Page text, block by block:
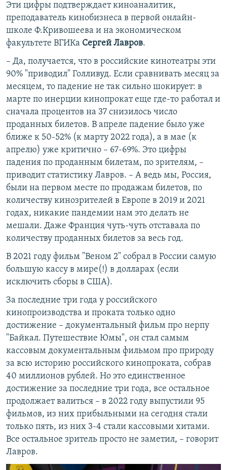
Эти цифры подтверждает киноаналитик,
преподаватель кинобизнеса в первой онлайн-
школе Ф.Кривошеева и на экономическом
факультете ВГИКа Сергей Лавров.
– Да, получается, что в российские кинотеатры эти
90% "приводил" Голливуд. Если сравнивать месяц за
месяцем, то падение не так сильно шокирует: в
марте по инерции кинопрокат еще где-то работал и
сначала процентов на 37 снизилось число
проданных билетов. В апреле падение было уже
ближе к 50-52% (к марту 2022 года), а в мае (к
апрелю) уже критично – 67-69%. Это цифры
падения по проданным билетам, по зрителям, –
приводит статистику Лавров. – А ведь мы, Россия,
были на первом месте по продажам билетов, по
количеству кинозрителей в Европе в 2019 и 2021
годах, никакие пандемии нам это делать не
мешали. Даже Франция чуть-чуть отставала по
количеству проданных билетов за весь год.
В 2021 году фильм "Веном 2" собрал в России самую
большую кассу в мире(!) в долларах (если
исключить сборы в США).
За последние три года у российского
кинопроизводства и проката только одно
достижение – документальный фильм про нерпу
"Байкал. Путешествие Юмы", он стал самым
кассовым документальным фильмом про природу
за всю историю российского кинопроката, собрав
40 миллионов рублей. Но это единственное
достижение за последние три года, все остальное
продолжает валиться – в 2022 году выпустили 95
фильмов, из них прибыльными на сегодня стали
только пять, из них 3-4 стали кассовыми хитами.
Все остальное зритель просто не заметил, – говорит
Лавров.